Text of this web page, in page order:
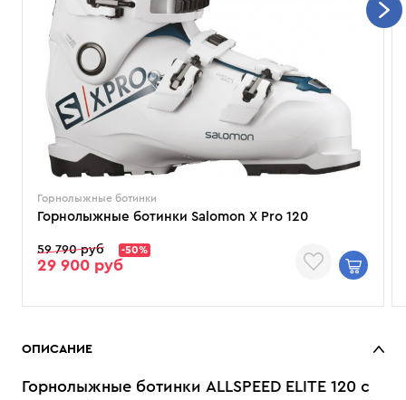
Горнолыжные ботинки
Горнолыжные ботинки Salomon X Pro 120
59 790 руб -50%
29 900 руб
ОПИСАНИЕ
Горнолыжные ботинки ALLSPEED ELITE 120 с